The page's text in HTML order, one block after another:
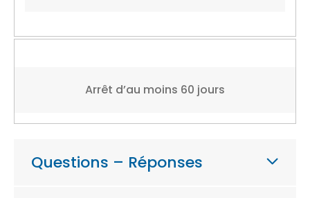
Arrêt d’au moins 60 jours
Questions – Réponses